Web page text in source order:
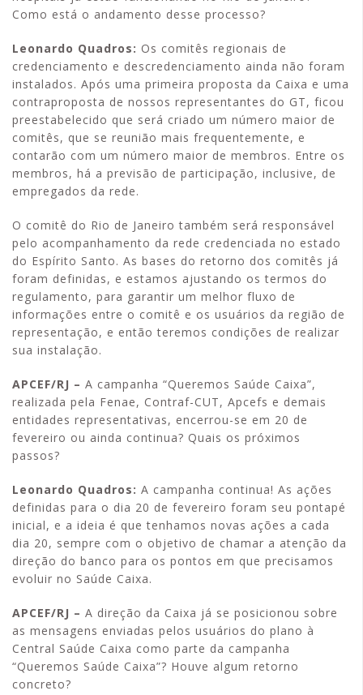
Como está o andamento desse processo?
Leonardo Quadros: Os comitês regionais de
credenciamento e descredenciamento ainda não foram
instalados. Após uma primeira proposta da Caixa e uma
contraproposta de nossos representantes do GT, ficou
preestabelecido que será criado um número maior de
comitês, que se reunião mais frequentemente, e
contarão com um número maior de membros. Entre os
membros, há a previsão de participação, inclusive, de
empregados da rede.
O comitê do Rio de Janeiro também será responsável
pelo acompanhamento da rede credenciada no estado
do Espírito Santo. As bases do retorno dos comitês já
foram definidas, e estamos ajustando os termos do
regulamento, para garantir um melhor fluxo de
informações entre o comitê e os usuários da região de
representação, e então teremos condições de realizar
sua instalação.
APCEF/RJ – A campanha “Queremos Saúde Caixa”,
realizada pela Fenae, Contraf-CUT, Apcefs e demais
entidades representativas, encerrou-se em 20 de
fevereiro ou ainda continua? Quais os próximos
passos?
Leonardo Quadros: A campanha continua! As ações
definidas para o dia 20 de fevereiro foram seu pontapé
inicial, e a ideia é que tenhamos novas ações a cada
dia 20, sempre com o objetivo de chamar a atenção da
direção do banco para os pontos em que precisamos
evoluir no Saúde Caixa.
APCEF/RJ – A direção da Caixa já se posicionou sobre
as mensagens enviadas pelos usuários do plano à
Central Saúde Caixa como parte da campanha
“Queremos Saúde Caixa”? Houve algum retorno
concreto?